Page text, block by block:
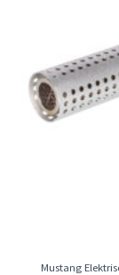
Mustang